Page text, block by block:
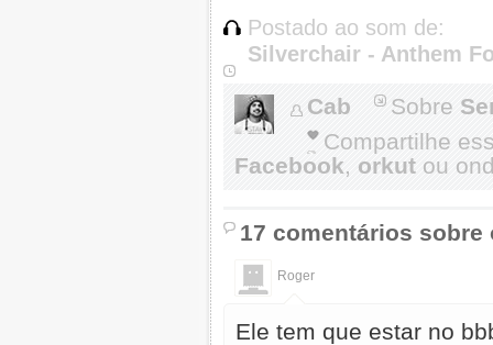
Postado ao som de:
Silverchair - Anthem
Cab Sobre
Compartilhe
Facebook, orkut ou
17 comentários sobre
Roger
Ele tem que estar no